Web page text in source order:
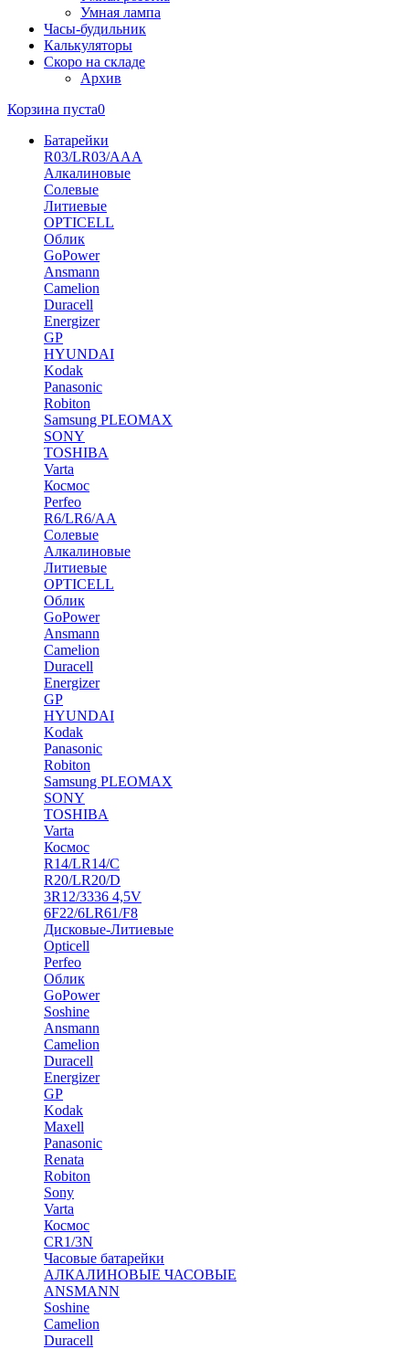
Умная лампа
Часы-будильник
Калькуляторы
Скоро на складе
Архив
Корзина пуста0
Батарейки
R03/LR03/AAA
Алкалиновые
Солевые
Литиевые
OPTICELL
Облик
GoPower
Ansmann
Camelion
Duracell
Energizer
GP
HYUNDAI
Kodak
Panasonic
Robiton
Samsung PLEOMAX
SONY
TOSHIBA
Varta
Космос
Perfeo
R6/LR6/AA
Солевые
Алкалиновые
Литиевые
OPTICELL
Облик
GoPower
Ansmann
Camelion
Duracell
Energizer
GP
HYUNDAI
Kodak
Panasonic
Robiton
Samsung PLEOMAX
SONY
TOSHIBA
Varta
Космос
R14/LR14/C
R20/LR20/D
3R12/3336 4,5V
6F22/6LR61/F8
Дисковые-Литиевые
Opticell
Perfeo
Облик
GoPower
Soshine
Ansmann
Camelion
Duracell
Energizer
GP
Kodak
Maxell
Panasonic
Renata
Robiton
Sony
Varta
Космос
CR1/3N
Часовые батарейки
АЛКАЛИНОВЫЕ ЧАСОВЫЕ
ANSMANN
Soshine
Camelion
Duracell